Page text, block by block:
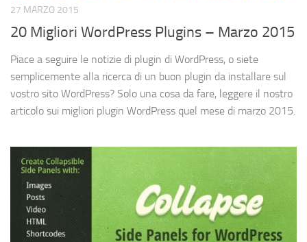
27 MARZO 2015
20 Migliori WordPress Plugins – Marzo 2015
Piace a seguire le notizie di plugin di WordPress, o siete
semplicemente alla ricerca di un buon plugin da installare sul
vostro sito WordPress? Solo una cosa da fare, leggere il nostro
articolo sui migliori plugin WordPress quel mese di marzo 2015.